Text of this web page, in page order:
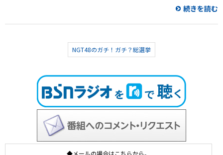
続きを読む
NGT48のガチ！ガチ？総選挙